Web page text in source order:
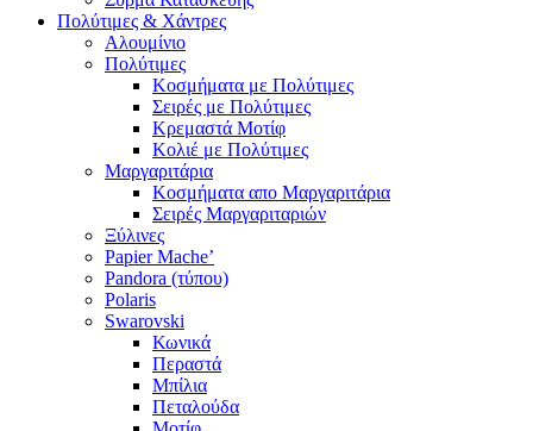
Πολύτιμες & Χάντρες
Αλουμίνιο
Πολύτιμες
Κοσμήματα με Πολύτιμες
Σειρές με Πολύτιμες
Κρεμαστά Μοτίφ
Κολιέ με Πολύτιμες
Μαργαριτάρια
Κοσμήματα απο Μαργαριτάρια
Σειρές Μαργαριταριών
Ξύλινες
Papier Mache’
Pandora (τύπου)
Polaris
Swarovski
Κωνικά
Περαστά
Μπίλια
Πεταλούδα